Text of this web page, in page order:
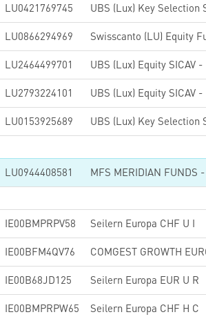
LU0421769745
LU0866294969
LU2464499701
LU2793224101
LU0153925689
LU0944408581
IE00BMPRPV58 Seilern Europa CHF U I
IE00BFM4QV76
IE00B68JD125 Seilern Europa EUR U R
IE00BMPRPW65 Seilern Europa CHF H C